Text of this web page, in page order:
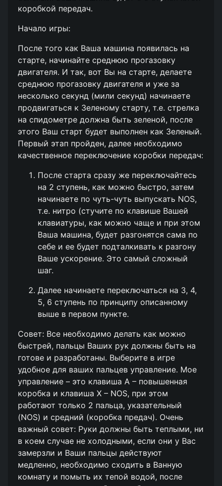
коробкой передач.
Начало игры:
После того как Ваша машина появилась на
старте, начинайте среднюю прогазовку
двигателя. И так, вот Вы на старте, делаете
среднюю прогазовку двигателя и уже за
несколько секунд (мили секунд) начинаете
продвигаться к Зеленому старту, т.е. стрелка
на спидометре должна быть зеленой, после
этого Ваш старт будет выполнен как Зеленый.
Первый этап пройден, далее необходимо
качественное переключение коробки передач:
После старта сразу же переключайтесь
на 2 ступень, как можно быстро, затем
начинаете по чуть-чуть выпускать NOS,
т.е. нитро (стучите по клавише Вашей
клавиатуры, как можно чаще и при этом
Ваша машина, будет разгонятся сама по
себе и ее будет подталкивать к разгону
Ваше ускорение. Это самый сложный
шаг.
Далее начинаете переключаться на 3, 4,
5, 6 ступень по принципу описанному
выше в первом пункте.
Совет: Все необходимо делать как можно
быстрей, пальцы Ваших рук должны быть на
готове и разработаны. Выберите в игре
удобное для ваших пальцев управление. Мое
управление – это клавиша A – повышенная
коробка и клавиша X – NOS, при этом
работают только 2 пальца, указательный
(NOS) и средний (коробка предач). Очень
важный совет: Руки должны быть теплыми, ни
в коем случае не холодными, если они у Вас
замерзли и Ваши пальцы действуют
медленно, необходимо сходить в Ванную
комнату и помыть их тепой водой, после